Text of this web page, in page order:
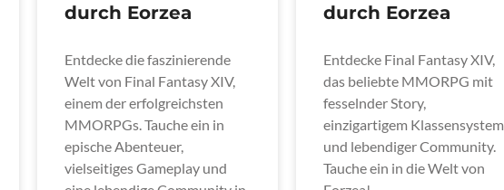
durch Eorzea
Entdecke die faszinierende
Welt von Final Fantasy XIV,
einem der erfolgreichsten
MMORPGs. Tauche ein in
epische Abenteuer,
vielseitiges Gameplay und
durch Eorzea
Entdecke Final Fantasy XIV,
das beliebte MMORPG mit
fesselnder Story,
einzigartigem Klassensystem
und lebendiger Community.
Tauche ein in die Welt von